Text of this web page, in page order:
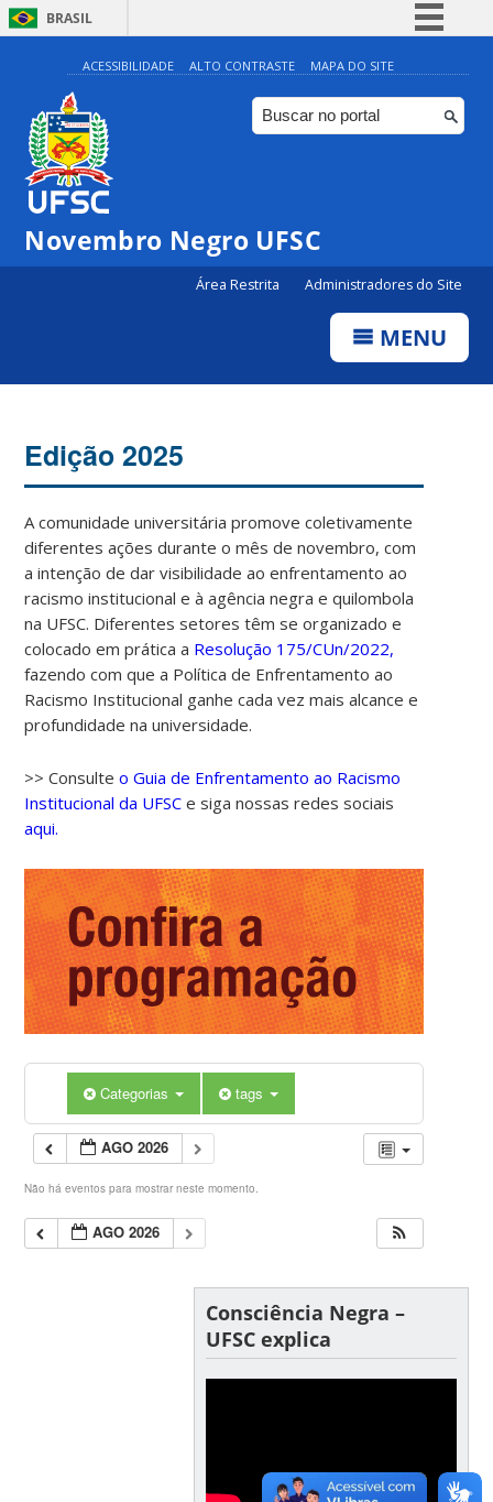
BRASIL
Simplifique!
Comunica BR
Participe
ACESSIBILIDADE ALTO CONTRASTE MAPA DO SITE
Novembro Negro UFSC
Área Restrita Administradores do Site
MENU
Edição 2025
A comunidade universitária promove coletivamente
diferentes ações durante o mês de novembro, com
a intenção de dar visibilidade ao enfrentamento ao
racismo institucional e à agência negra e quilombola
na UFSC. Diferentes setores têm se organizado e
colocado em prática a Resolução 175/CUn/2022,
fazendo com que a Política de Enfrentamento ao
Racismo Institucional ganhe cada vez mais alcance e
profundidade na universidade.
>> Consulteo Guia de Enfrentamento ao Racismo
Institucional da UFSC e siga nossas redes sociais
aqui.
Categorias tags
AGO 2026
Não há eventos para mostrar neste momento.
AGO 2026
Consciência Negra –
UFSC explica